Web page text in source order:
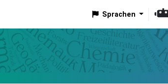
Sprachen